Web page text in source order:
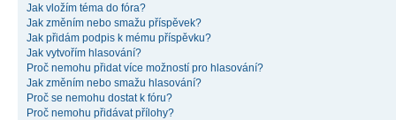
Jak vložím téma do fóra?
Jak změním nebo smažu příspěvek?
Jak přidám podpis k mému příspěvku?
Jak vytvořím hlasování?
Proč nemohu přidat více možností pro hlasování?
Jak změním nebo smažu hlasování?
Proč se nemohu dostat k fóru?
Proč nemohu přidávat přílohy?